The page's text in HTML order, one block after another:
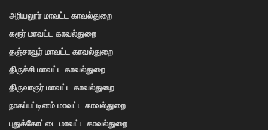
அரியலூர் மாவட்ட காவல்துறை
கரூர் மாவட்ட காவல்துறை
தஞ்சாவூர் மாவட்ட காவல்துறை
திருச்சி மாவட்ட காவல்துறை
திருவாரூர் மாவட்ட காவல்துறை
நாகப்பட்டினம் மாவட்ட காவல்துறை
புதுக்கோட்டை மாவட்ட காவல்துறை